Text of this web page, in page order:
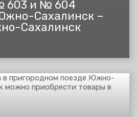
603 и № 604
Сахалинск –
Сахалинск